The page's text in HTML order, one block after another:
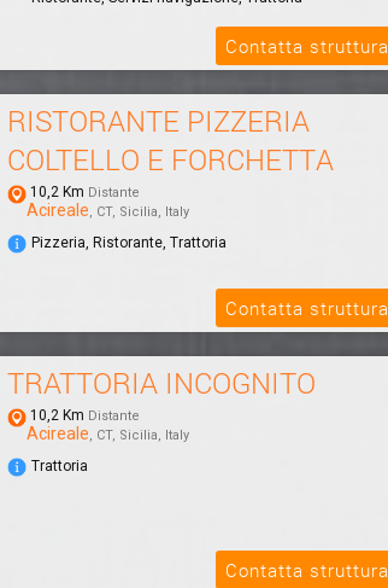
Contatta struttura
RISTORANTE PIZZERIA
COLTELLO E FORCHETTA
10,2 Km Distante
Acireale, CT, Sicilia, Italy
Pizzeria, Ristorante, Trattoria
Contatta struttura
TRATTORIA INCOGNITO
10,2 Km Distante
Acireale, CT, Sicilia, Italy
Trattoria
Contatta struttura